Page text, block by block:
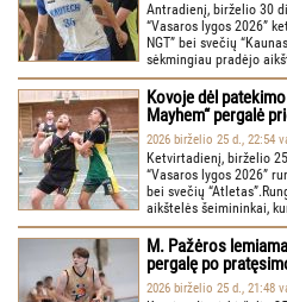
Antradienį, birželio 30
“Vasaros lygos 2026”
NGT” bei svečių
sėkmingiau pradėjo
Kovoje dėl
Mayhem“ pergalė
2026 birželio 25 d., 22:54
Ketvirtadienį, birželio
“Vasaros lygos 2026”
bei svečių
aikštelės šeimininkai,
M. Pažėros
pergalę po
2026 birželio 25 d., 21:48